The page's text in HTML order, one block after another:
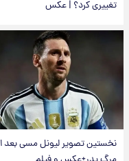
تغییری کرد؟ | عکس
نخستین تصویر لیونل مسی بعد از